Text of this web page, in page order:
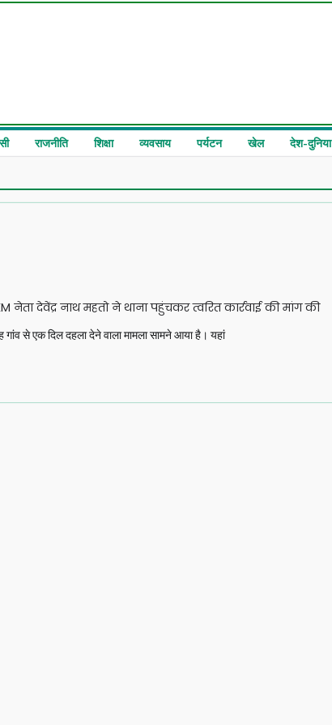
राजनीति शिक्षा व्यवसाय पर्यटन खेल देश-दुनिया
नेता देवेंद्र नाथ महतो ने थाना पहुंचकर त्वरित कार्रवाई की मांग की
गांव से एक दिल दहला देने वाला मामला सामने आया है। यहां